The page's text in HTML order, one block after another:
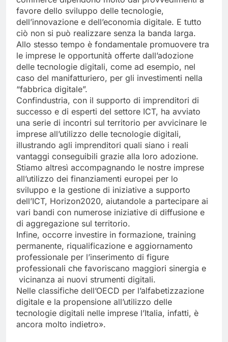
favore dello sviluppo delle tecnologie,
dell’innovazione e dell’economia digitale. E tutto
ciò non si può realizzare senza la banda larga.
Allo stesso tempo è fondamentale promuovere tra
le imprese le opportunità offerte dall’adozione
delle tecnologie digitali, come ad esempio, nel
caso del manifatturiero, per gli investimenti nella
“fabbrica digitale”.
Confindustria, con il supporto di imprenditori di
successo e di esperti del settore ICT, ha avviato
una serie di incontri sul territorio per avvicinare le
imprese all’utilizzo delle tecnologie digitali,
illustrando agli imprenditori quali siano i reali
vantaggi conseguibili grazie alla loro adozione.
Stiamo altresì accompagnando le nostre imprese
all’utilizzo dei finanziamenti europei per lo
sviluppo e la gestione di iniziative a supporto
dell’ICT, Horizon2020, aiutandole a partecipare ai
vari bandi con numerose iniziative di diffusione e
di aggregazione sul territorio.
Infine, occorre investire in formazione, training
permanente, riqualificazione e aggiornamento
professionale per l’inserimento di figure
professionali che favoriscano maggiori sinergia e
vicinanza ai nuovi strumenti digitali.
Nelle classifiche dell’OECD per l’alfabetizzazione
digitale e la propensione all’utilizzo delle
tecnologie digitali nelle imprese l’Italia, infatti, è
ancora molto indietro».